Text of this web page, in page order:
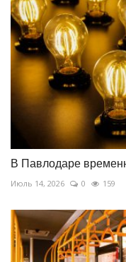
В Павлодаре
Июль 14, 2026 0 159